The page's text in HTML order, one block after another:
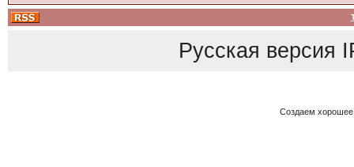
Русская версия
Создаем